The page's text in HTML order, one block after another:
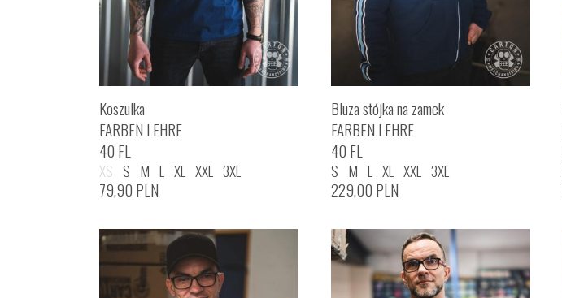
Koszulka
FARBEN LEHRE
40 FL
XS S M L XL XXL 3XL
79,90 PLN
Bluza stójka na zamek
FARBEN LEHRE
40 FL
S M L XL XXL 3XL
229,00 PLN